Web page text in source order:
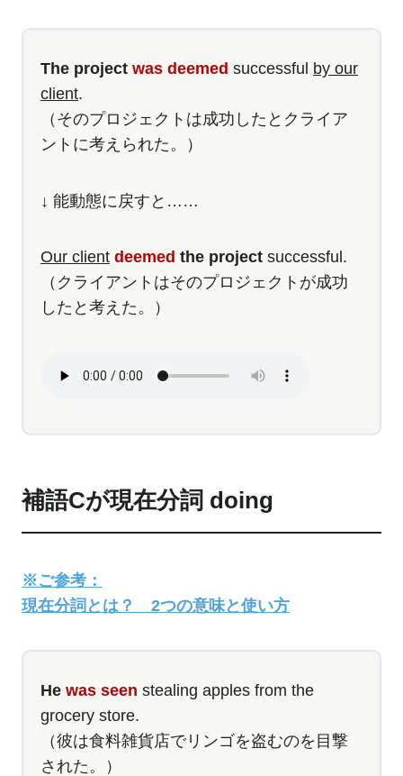
The project was deemed successful by our
client.
（そのプロジェクトは成功したとクライア
ントに考えられた。）
↓ 能動態に戻すと……
Our client deemed the project successful.
（クライアントはそのプロジェクトが成功
したと考えた。）
補語Cが現在分詞 doing
※ご参考：
現在分詞とは？ 2つの意味と使い方
He was seen stealing apples from the
grocery store.
（彼は食料雑貨店でリンゴを盗むのを目撃
された。）